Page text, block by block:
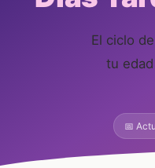
El ciclo
tu
📅